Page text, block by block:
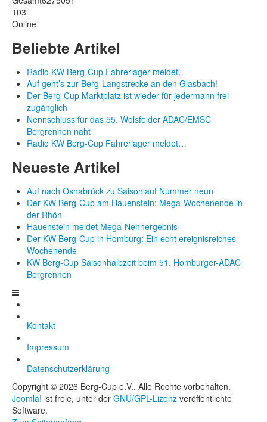
103
Online
Beliebte Artikel
Radio KW Berg-Cup Fahrerlager meldet…
Auf geht’s zur Berg-Langstrecke an den Glasbach!
Der Berg-Cup Marktplatz ist wieder für jedermann frei
zugänglich
Nennschluss für das 55. Wolsfelder ADAC/EMSC
Bergrennen naht
Radio KW Berg-Cup Fahrerlager meldet…
Neueste Artikel
Auf nach Osnabrück zu Saisonlauf Nummer neun
Der KW Berg-Cup am Hauenstein: Mega-Wochenende in
der Rhön
Hauenstein meldet Mega-Nennergebnis
Der KW Berg-Cup in Homburg: Ein echt ereignisreiches
Wochenende
KW Berg-Cup Saisonhalbzeit beim 51. Homburger-ADAC
Bergrennen
Kontakt
Impressum
Datenschutzerklärung
Copyright © 2026 Berg-Cup e.V.. Alle Rechte vorbehalten.
Joomla! ist freie, unter der GNU/GPL-Lizenz veröffentlichte
Software.